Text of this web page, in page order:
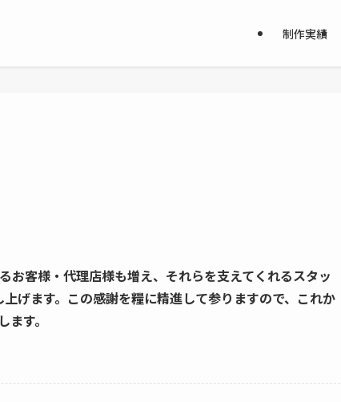
制作実績
客様・代理店様も増え、それらを支えてくれるスタッ
げます。この感謝を糧に精進して参りますので、これか
す。